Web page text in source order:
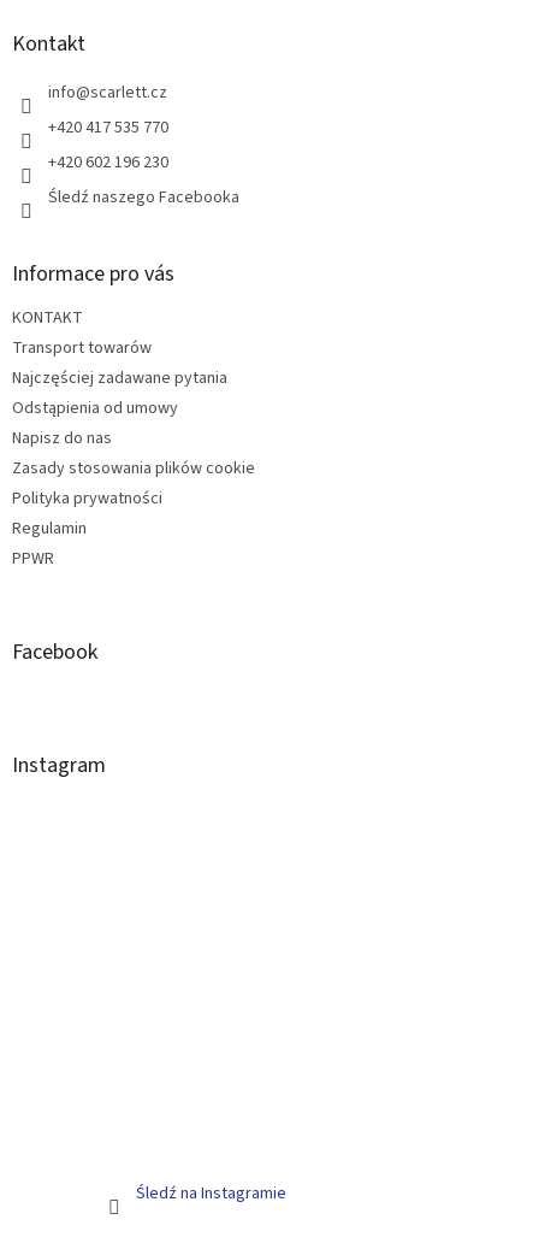
Kontakt
info@scarlett.cz
+420 417 535 770
+420 602 196 230
Śledź naszego Facebooka
Informace pro vás
KONTAKT
Transport towarów
Najczęściej zadawane pytania
Odstąpienia od umowy
Napisz do nas
Zasady stosowania plików cookie
Polityka prywatności
Regulamin
PPWR
Facebook
Instagram
Śledź na Instagramie